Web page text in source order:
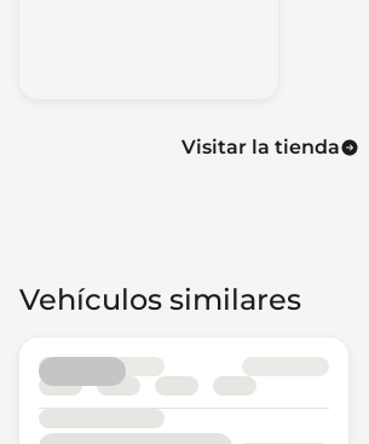
Visitar la tienda
Vehículos similares